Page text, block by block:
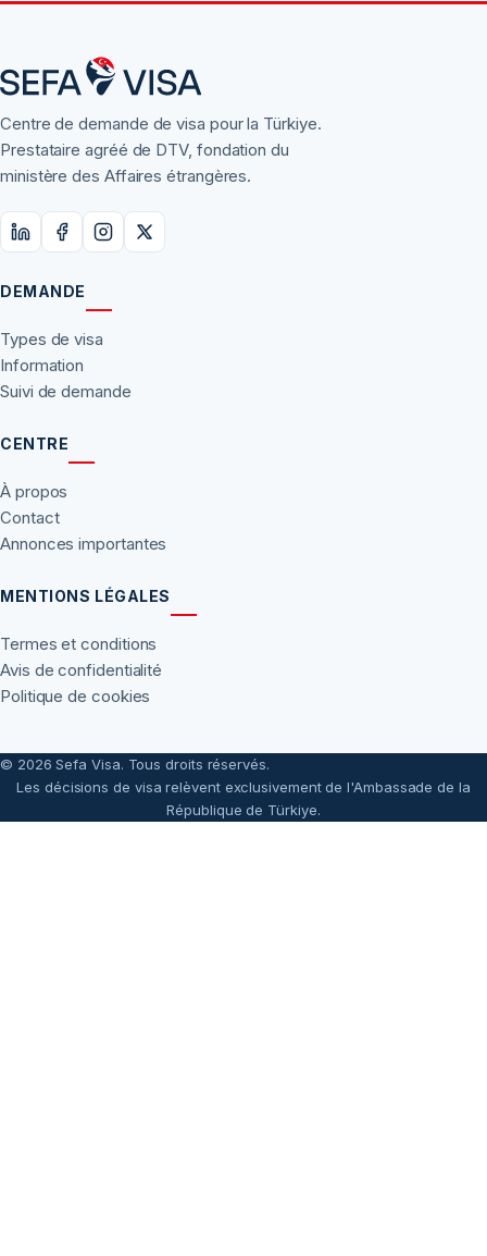
Centre de demande de visa pour la Türkiye.
Prestataire agréé de DTV, fondation du
ministère des Affaires étrangères.
DEMANDE
Types de visa
Information
Suivi de demande
CENTRE
À propos
Contact
Annonces importantes
MENTIONS LÉGALES
Termes et conditions
Avis de confidentialité
Politique de cookies
© 2026 Sefa Visa. Tous droits réservés.
Les décisions de visa relèvent exclusivement de l'Ambassade de la
République de Türkiye.